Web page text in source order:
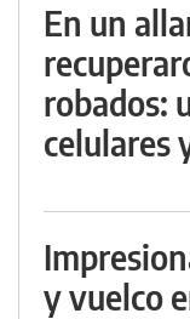
En un
robados:
celulares
y vuelco